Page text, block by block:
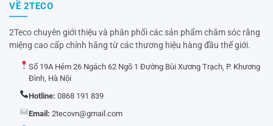
VỀ 2TECO
2Teco chuyên giới thiệu và phân phối các sản phẩm chăm sóc răng
miệng cao cấp chính hãng từ các thương hiệu hàng đầu thế giới.
Số 19A Hẻm 26 Ngách 62 Ngõ 1 Đường Bùi Xương Trạch, P. Khương
Đình, Hà Nội
Hotline: 0868 191 839
Email: 2tecovn@gmail.com